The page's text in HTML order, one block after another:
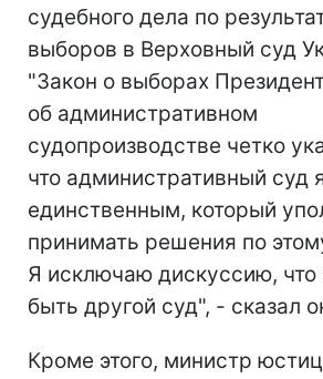
судебного дела по
выборов в Верховный суд
"Закон о выборах
об административном
судопроизводстве четко
что административный суд
единственным, который
принимать решения по
Я исключаю дискуссию, что
быть другой суд", - сказал
Кроме этого, министр